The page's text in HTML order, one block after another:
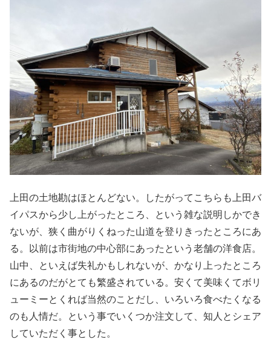
上田の土地勘はほとんどない。したがってこちらも上田バ
イパスから少し上がったところ、という雑な説明しかでき
ないが、狭く曲がりくねった山道を登りきったところにあ
る。以前は市街地の中心部にあったという老舗の洋食店。
山中、といえば失礼かもしれないが、かなり上ったところ
にあるのだがとても繁盛されている。安くて美味くてボリ
ューミーとくれば当然のことだし、いろいろ食べたくなる
のも人情だ。という事でいくつか注文して、知人とシェア
していただく事とした。